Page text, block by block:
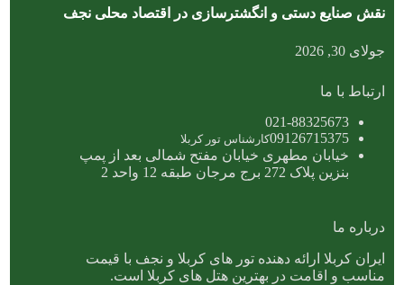
نقش صنایع دستی و انگشترسازی در اقتصاد محلی نجف
جولای 30, 2026
ارتباط با ما
021-88325673
09126715375کارشناس تور کربلا
خیابان مطهری خیابان مفتح شمالی بعد از پمپ
بنزین پلاک 272 برج مرجان طبقه 12 واحد 2
درباره ما
ایران کربلا ارائه دهنده تور های کربلا و نجف با قیمت
مناسب و اقامت در بهترین هتل های کربلا است.